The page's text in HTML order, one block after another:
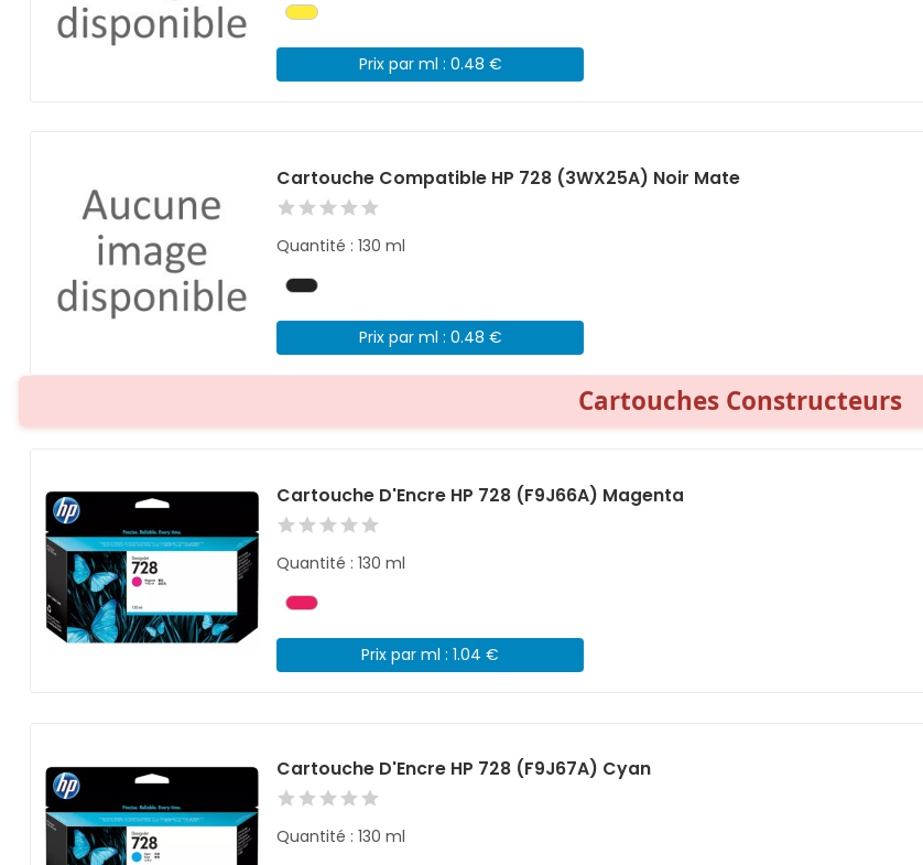
Prix par ml : 0.48 €
Cartouche Compatible HP 728 (3WX25A) Noir Mate
Quantité : 130 ml
Prix par ml : 0.48 €
Cartouches Constructeurs
Cartouche D'Encre HP 728 (F9J66A) Magenta
Quantité : 130 ml
Prix par ml : 1.04 €
Cartouche D'Encre HP 728 (F9J67A) Cyan
Quantité : 130 ml